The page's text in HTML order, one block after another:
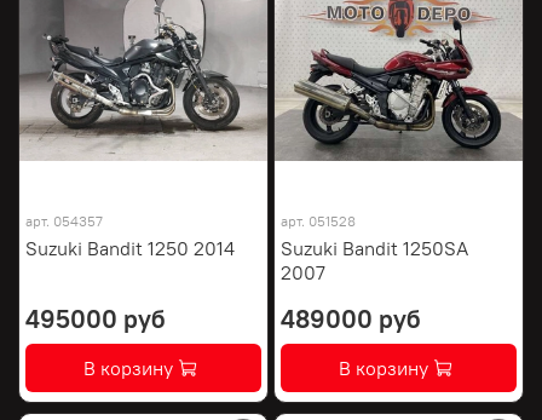
арт. 054357
Suzuki Bandit 1250 2014
495000 руб
В корзину
арт. 051528
Suzuki Bandit 1250SA
2007
489000 руб
В корзину